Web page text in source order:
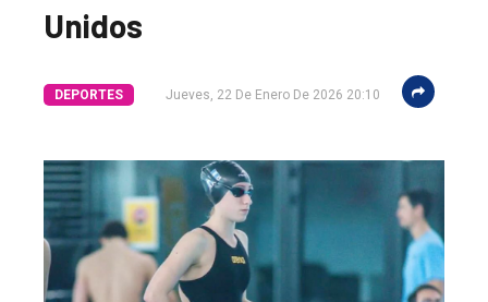
El
único
DIARIO
Unidos
DEPORTES Jueves, 22 De Enero De 2026 20:10